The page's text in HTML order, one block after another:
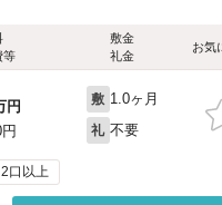
等
敷金
礼金
お気
円
敷 1.0ヶ月
礼 不要
口以上